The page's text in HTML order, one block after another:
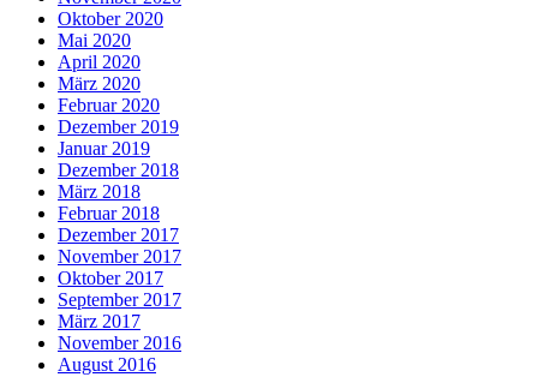
Oktober 2020
Mai 2020
April 2020
März 2020
Februar 2020
Dezember 2019
Januar 2019
Dezember 2018
März 2018
Februar 2018
Dezember 2017
November 2017
Oktober 2017
September 2017
März 2017
November 2016
August 2016